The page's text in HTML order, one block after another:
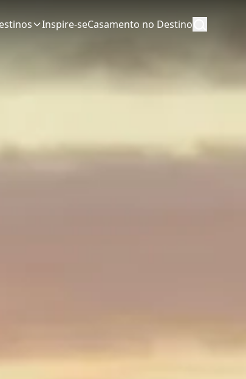
Inspire-seCasamento no Destino